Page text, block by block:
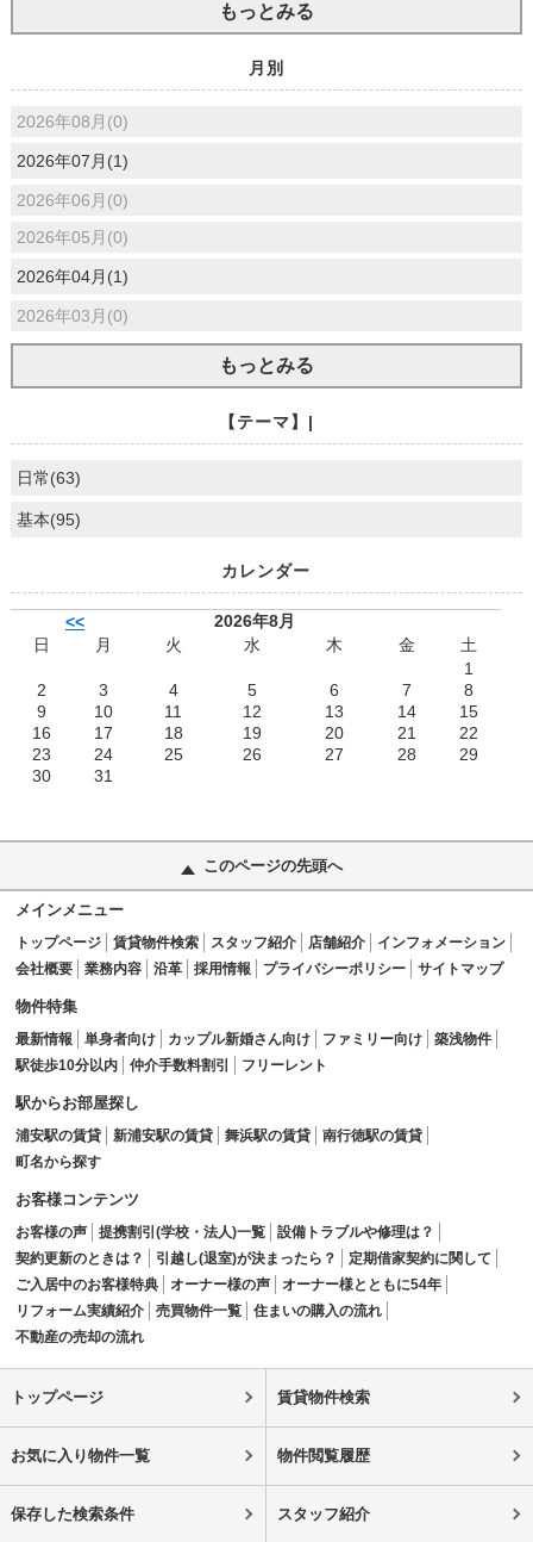
もっとみる
月別
2026年08月(0)
2026年07月(1)
2026年06月(0)
2026年05月(0)
2026年04月(1)
2026年03月(0)
もっとみる
【テーマ】|
日常(63)
基本(95)
カレンダー
<<
2026年8月
日
月 火 水 木 金
土
1
2
3 4 5 6 7
8
9
10 11 12 13 14
15
16
17 18 19 20 21
22
23
24 25 26 27 28
29
30
31
このページの先頭へ
メインメニュー
トップページ 賃貸物件検索 スタッフ紹介 店舗紹介
インフォメーション
会社概要
業務内容 沿革 採用情報 プライバシーポリシー サイトマップ
物件特集
最新情報 単身者向け カップル新婚さん向け ファミリー向け
築浅物件
駅徒歩10分以内
仲介手数料割引 フリーレント
駅からお部屋探し
浦安駅の賃貸 新浦安駅の賃貸 舞浜駅の賃貸
南行徳駅の賃貸
町名から探す
お客様コンテンツ
お客様の声 提携割引(学校・法人)一覧
設備トラブルや修理は？
契約更新のときは？
引越し(退室)が決まったら？
定期借家契約に関して
ご入居中のお客様特典
オーナー様の声
オーナー様とともに54年
リフォーム実績紹介
売買物件一覧
住まいの購入の流れ
不動産の売却の流れ
トップページ 賃貸物件検索
お気に入り物件一覧 物件閲覧履歴
保存した検索条件 スタッフ紹介